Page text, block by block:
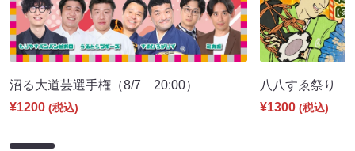
沼る大道芸選手権（8/7 20:00）
¥1200 (税込)
八八すゑ祭り
¥1300 (税込)